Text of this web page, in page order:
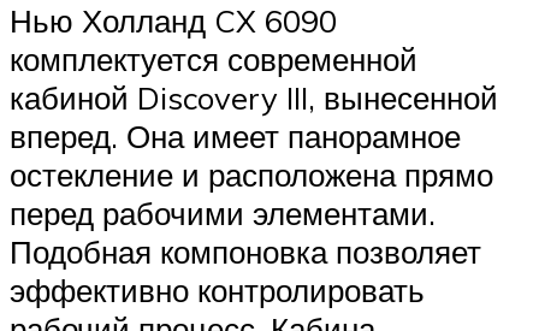
Нью Холланд CX 6090
комплектуется современной
кабиной Discovery III, вынесенной
вперед. Она имеет панорамное
остекление и расположена прямо
перед рабочими элементами.
Подобная компоновка позволяет
эффективно контролировать